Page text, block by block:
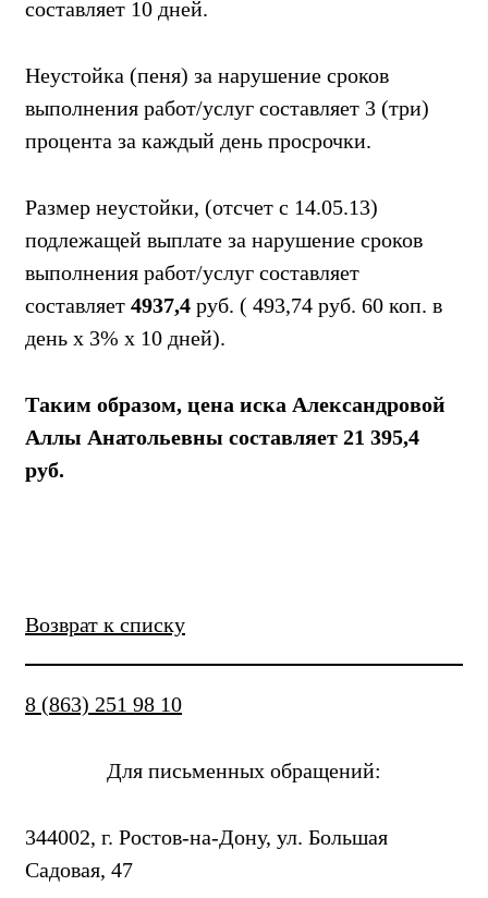
составляет 10 дней.
Неустойка (пеня) за нарушение сроков
выполнения работ/услуг составляет 3 (три)
процента за каждый день просрочки.
Размер неустойки, (отсчет с 14.05.13)
подлежащей выплате за нарушение сроков
выполнения работ/услуг составляет
составляет 4937,4 руб. ( 493,74 руб. 60 коп. в
день х 3% х 10 дней).
Таким образом, цена иска Александровой
Аллы Анатольевны составляет 21 395,4
руб.
Возврат к списку
8 (863) 251 98 10
Для письменных обращений:
344002, г. Ростов-на-Дону, ул. Большая
Садовая, 47